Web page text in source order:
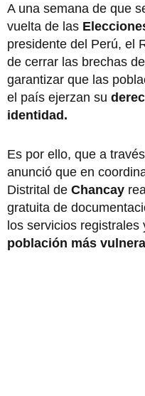
A una semana de que
vuelta de las
presidente del Perú, el
de cerrar las brechas
garantizar que las
el país ejerzan su
identidad.
Es por ello, que a
anunció que en
Distrital de Chancay
gratuita de
los servicios
población más